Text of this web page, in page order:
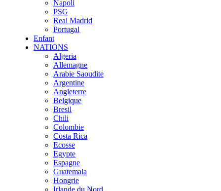
Napoli
PSG
Real Madrid
Portugal
Enfant
NATIONS
Algeria
Allemagne
Arabie Saoudite
Argentine
Angleterre
Belgique
Bresil
Chili
Colombie
Costa Rica
Ecosse
Egypte
Espagne
Guatemala
Hongrie
Irlande du Nord